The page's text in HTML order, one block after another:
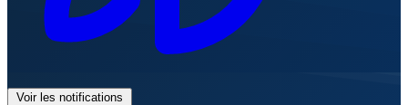
Voir les notifications